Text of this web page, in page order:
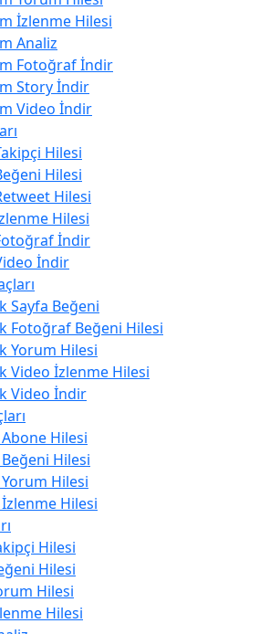
İzlenme Hilesi
Analiz
Fotoğraf İndir
Story İndir
Video İndir
Hilesi
Hilesi
Hilesi
Hilesi
İndir
İndir
Sayfa Beğeni
Fotoğraf Beğeni Hilesi
Yorum Hilesi
Video İzlenme Hilesi
Video İndir
Hilesi
Hilesi
Hilesi
Hilesi
Hilesi
Hilesi
Hilesi
Hilesi